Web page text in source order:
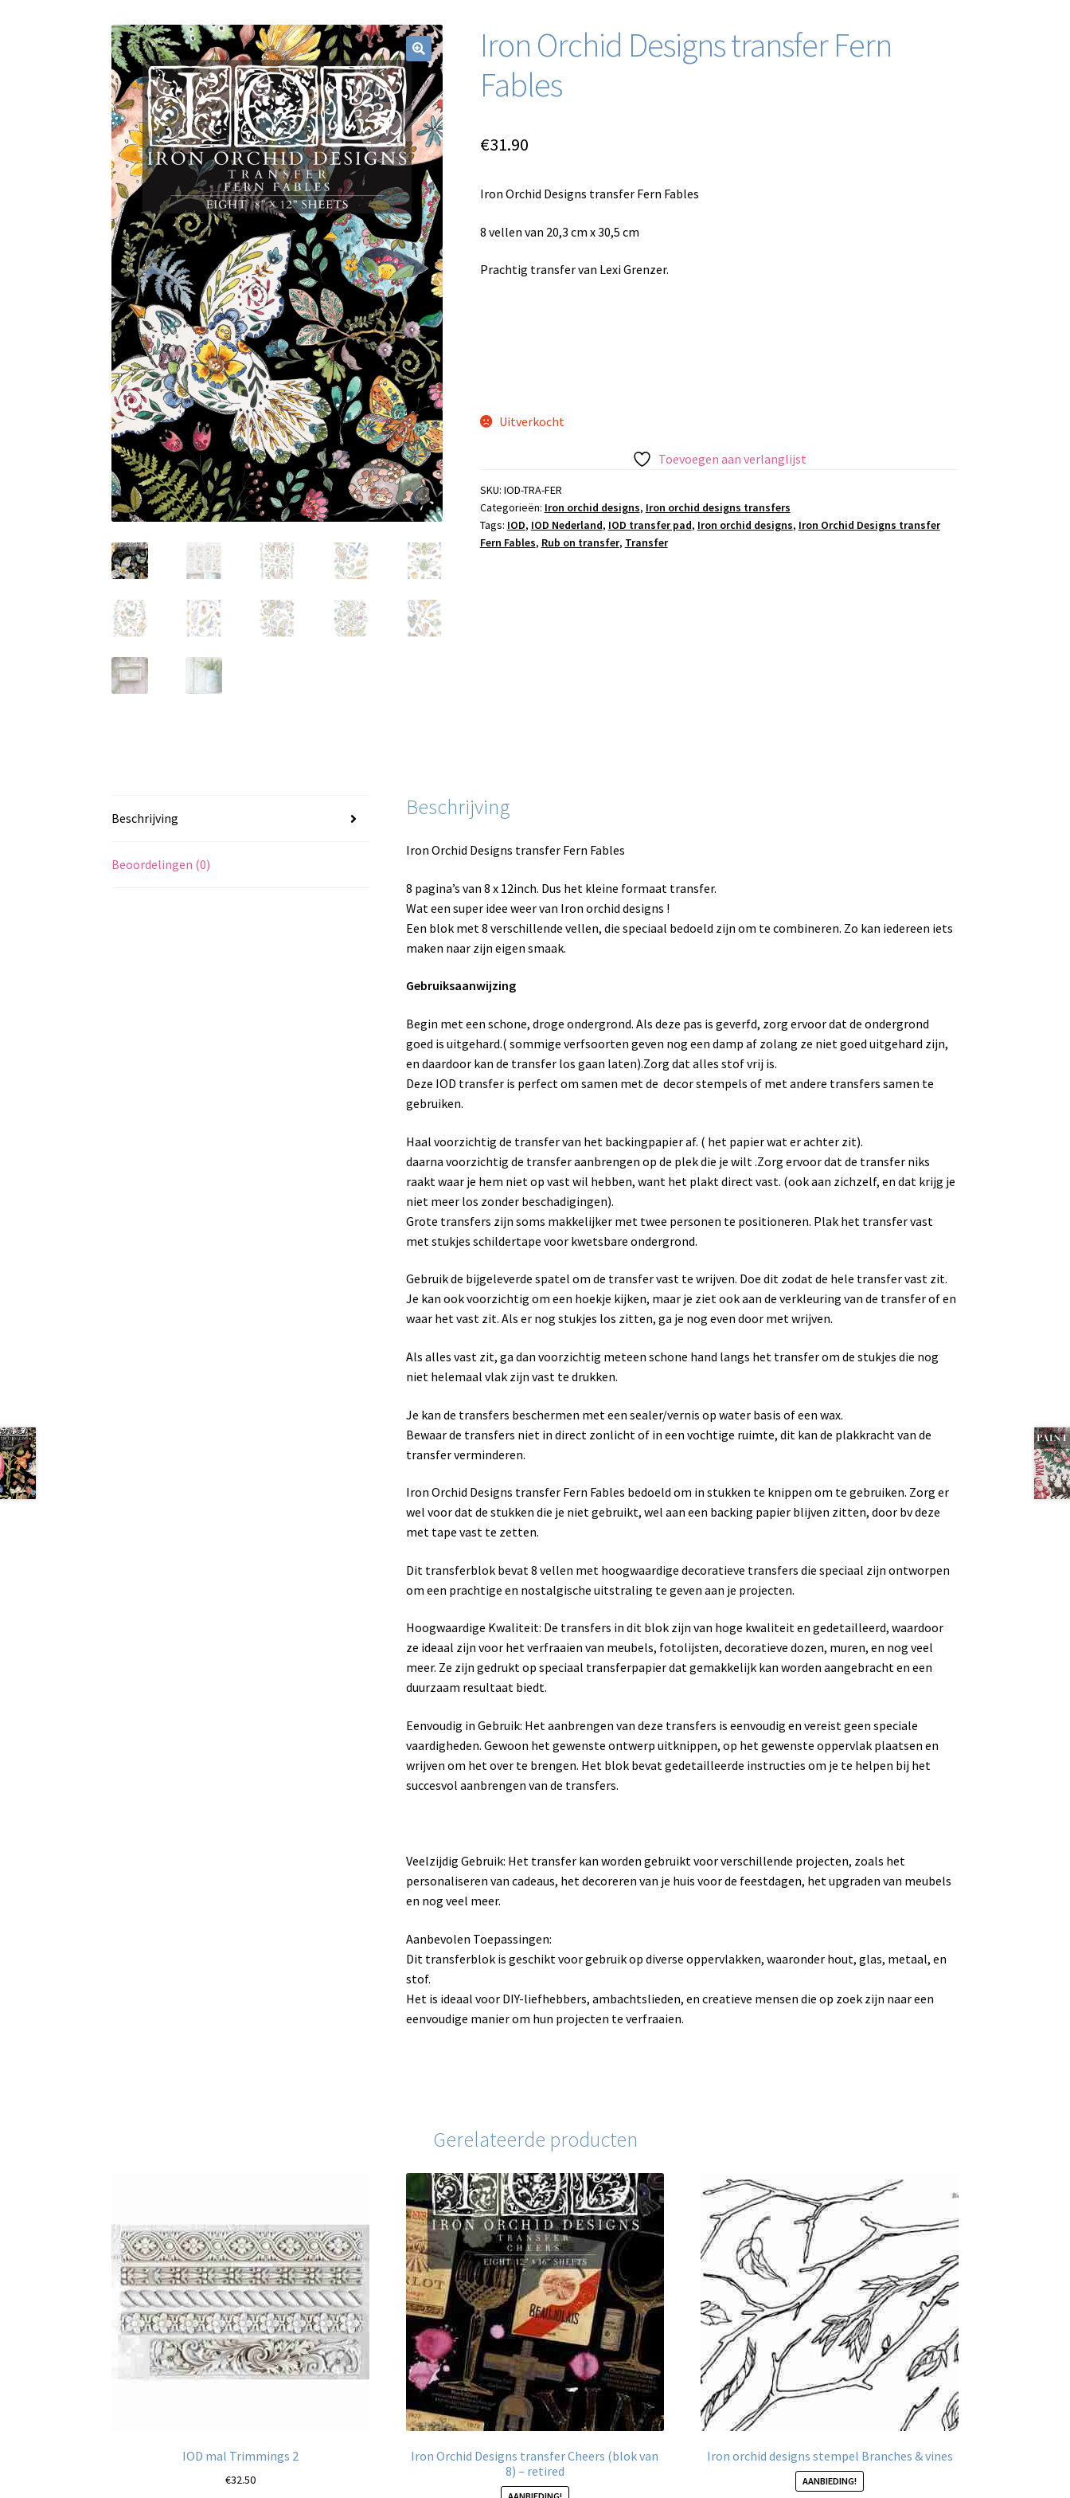
Iron Orchid Designs transfer Fern
Fables
€31.90
Iron Orchid Designs transfer Fern Fables
8 vellen van 20,3 cm x 30,5 cm
Prachtig transfer van Lexi Grenzer.
Uitverkocht
Toevoegen aan verlanglijst
SKU: IOD-TRA-FER
Categorieën: Iron orchid designs, Iron orchid designs transfers
Tags: IOD, IOD Nederland, IOD transfer pad, Iron orchid designs, Iron Orchid Designs transfer
Fern Fables, Rub on transfer, Transfer
Beschrijving
Beoordelingen (0)
Beschrijving
Iron Orchid Designs transfer Fern Fables
8 pagina’s van 8 x 12inch. Dus het kleine formaat transfer.
Wat een super idee weer van Iron orchid designs !
Een blok met 8 verschillende vellen, die speciaal bedoeld zijn om te combineren. Zo kan iedereen iets
maken naar zijn eigen smaak.
Gebruiksaanwijzing
Begin met een schone, droge ondergrond. Als deze pas is geverfd, zorg ervoor dat de ondergrond
goed is uitgehard.( sommige verfsoorten geven nog een damp af zolang ze niet goed uitgehard zijn,
en daardoor kan de transfer los gaan laten).Zorg dat alles stof vrij is.
Deze IOD transfer is perfect om samen met de decor stempels of met andere transfers samen te
gebruiken.
Haal voorzichtig de transfer van het backingpapier af. ( het papier wat er achter zit).
daarna voorzichtig de transfer aanbrengen op de plek die je wilt .Zorg ervoor dat de transfer niks
raakt waar je hem niet op vast wil hebben, want het plakt direct vast. (ook aan zichzelf, en dat krijg je
niet meer los zonder beschadigingen).
Grote transfers zijn soms makkelijker met twee personen te positioneren. Plak het transfer vast
met stukjes schildertape voor kwetsbare ondergrond.
Gebruik de bijgeleverde spatel om de transfer vast te wrijven. Doe dit zodat de hele transfer vast zit.
Je kan ook voorzichtig om een hoekje kijken, maar je ziet ook aan de verkleuring van de transfer of en
waar het vast zit. Als er nog stukjes los zitten, ga je nog even door met wrijven.
Als alles vast zit, ga dan voorzichtig meteen schone hand langs het transfer om de stukjes die nog
niet helemaal vlak zijn vast te drukken.
Je kan de transfers beschermen met een sealer/vernis op water basis of een wax.
Bewaar de transfers niet in direct zonlicht of in een vochtige ruimte, dit kan de plakkracht van de
transfer verminderen.
Iron Orchid Designs transfer Fern Fables bedoeld om in stukken te knippen om te gebruiken. Zorg er
wel voor dat de stukken die je niet gebruikt, wel aan een backing papier blijven zitten, door bv deze
met tape vast te zetten.
Dit transferblok bevat 8 vellen met hoogwaardige decoratieve transfers die speciaal zijn ontworpen
om een prachtige en nostalgische uitstraling te geven aan je projecten.
Hoogwaardige Kwaliteit: De transfers in dit blok zijn van hoge kwaliteit en gedetailleerd, waardoor
ze ideaal zijn voor het verfraaien van meubels, fotolijsten, decoratieve dozen, muren, en nog veel
meer. Ze zijn gedrukt op speciaal transferpapier dat gemakkelijk kan worden aangebracht en een
duurzaam resultaat biedt.
Eenvoudig in Gebruik: Het aanbrengen van deze transfers is eenvoudig en vereist geen speciale
vaardigheden. Gewoon het gewenste ontwerp uitknippen, op het gewenste oppervlak plaatsen en
wrijven om het over te brengen. Het blok bevat gedetailleerde instructies om je te helpen bij het
succesvol aanbrengen van de transfers.
Veelzijdig Gebruik: Het transfer kan worden gebruikt voor verschillende projecten, zoals het
personaliseren van cadeaus, het decoreren van je huis voor de feestdagen, het upgraden van meubels
en nog veel meer.
Aanbevolen Toepassingen:
Dit transferblok is geschikt voor gebruik op diverse oppervlakken, waaronder hout, glas, metaal, en
stof.
Het is ideaal voor DIY-liefhebbers, ambachtslieden, en creatieve mensen die op zoek zijn naar een
eenvoudige manier om hun projecten te verfraaien.
Gerelateerde producten
IOD mal Trimmings 2
€32.50
Iron Orchid Designs transfer Cheers (blok van
8) – retired
Iron orchid designs stempel Branches & vines
AANBIEDING!